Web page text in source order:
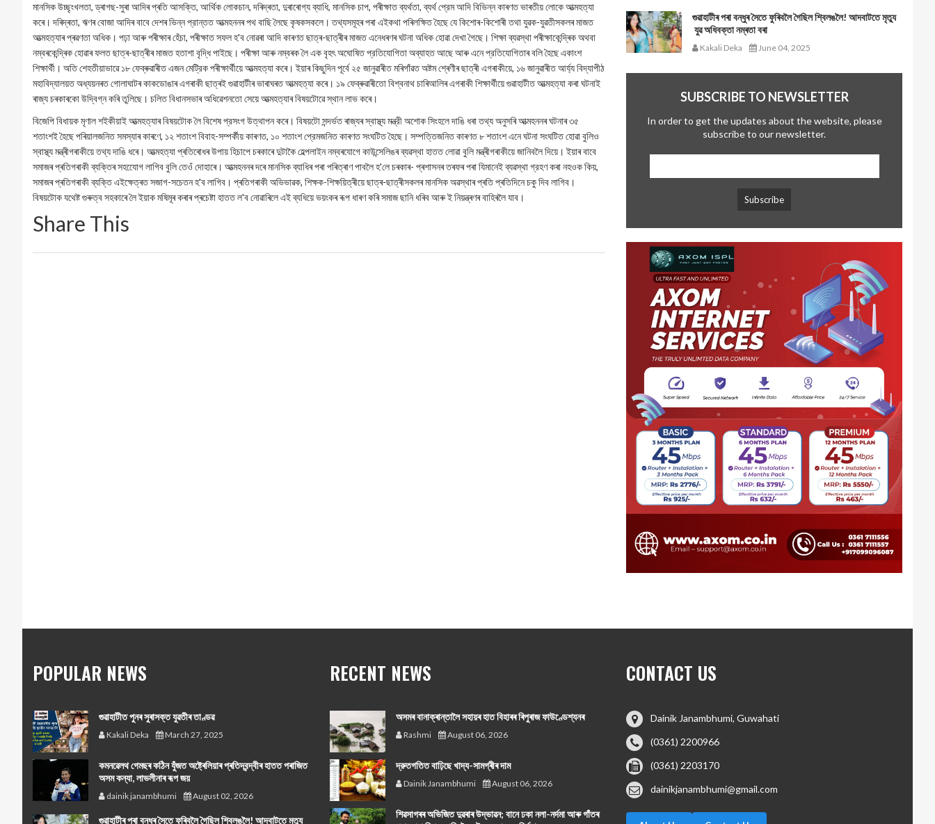
মানসিক উচ্ছৃংখলতা, ড্ৰাগছ-সুৰা আদিৰ প্ৰতি আসক্তি, আর্থিক লোকচান, দৰিদ্ৰতা, দুৰাৰোগ্য ব্যাধি, মানসিক চাপ, পৰীক্ষাত ব্যর্থতা, ব্যর্থ প্রেম আদি বিভিন্ন কাৰণত ভাৰতীয় লোকে আত্মহত্যা
কৰে। দৰিদ্ৰতা, ঋণৰ বোজা আদিৰ বাবে দেশৰ ভিন্ন প্রান্তত আত্মহননৰ পথ বাছি লৈছে কৃষকসকলে। তথ্যসমূহৰ পৰা এইকথা পৰিলক্ষিত হৈছে যে কিশোৰ-কিশোৰী তথা যুৱক-যুৱতীসকলৰ মাজত
আত্মহত্যাৰ প্ৰৱণতা অধিক। পঢ়া আৰু পৰীক্ষাৰ হেঁচা, পৰীক্ষাত সফল হ'ব নোৱৰা আদি কাৰণত ছাত্ৰ-ছাত্ৰীৰ মাজত এনেধৰণৰ ঘটনা অধিক হোৱা দেখা গৈছে। শিক্ষা ব্যৱস্থা পৰীক্ষাকেন্দ্ৰিক অথবা
নম্বৰকেন্দ্ৰিক হোৱাৰ ফলত ছাত্ৰ-ছাত্ৰীৰ মাজত হতাশা বৃদ্ধি পাইছে। পৰীক্ষা আৰু নম্বৰক লৈ এক বৃহৎ অঘোষিত প্রতিযোগিতা অব্যাহত আছে আৰু এনে প্রতিযোগিতাৰ বলি হৈছে একাংশ
শিক্ষার্থী। অতি শেহতীয়াভাৱে ১৮ ফেব্ৰুৱাৰীত এজন মেট্রিক পৰীক্ষার্থীয়ে আত্মহত্যা কৰে। ইয়াৰ কিছুদিন পূর্বে ২৫ জানুৱাৰীত মৰিগাঁৱত অষ্টম শ্ৰেণীৰ ছাত্ৰী এগৰাকীয়ে, ১৬ জানুৱাৰীত আৰ্য্য বিদ্যাপীঠ
মহাবিদ্যালয়ত অধ্যয়নৰত গোলাঘাটৰ কাকডোঙাৰ এগৰাকী ছাত্ৰই গুৱাহাটীৰ ভাৰাঘৰত আত্মহত্যা কৰে। ১৯ ফেব্ৰুৱাৰীতো বিশ্বনাথ চাৰিআলিৰ এগৰাকী শিক্ষার্থীয়ে গুৱাহাটীত আত্মহত্যা কৰা ঘটনাই
ৰাজ্য চৰকাৰকো উদ্বিগ্ন কৰি তুলিছে। চলিত বিধানসভাৰ অধিৱেশনতো সেয়ে আত্মহত্যাৰ বিষয়টোৱে স্থান লাভ কৰে।
বিজেপি বিধায়ক মৃণাল শইকীয়াই আত্মহত্যাৰ বিষয়টোক লৈ বিশেষ প্রসংগ উত্থাপন কৰে। বিষয়টো সন্দৰ্ভত ৰাজ্যৰ স্বাস্থ্য মন্ত্রী অশোক সিংহলে দাঙি ধৰা তথ্য অনুসৰি আত্মহননৰ ঘটনাৰ ৩৫
শতাংশই হৈছে পৰিয়ালজনিত সমস্যাৰ কাৰণে, ১২ শতাংশ বিবাহ-সম্পর্কীয় কাৰণত, ১০ শতাংশ প্রেমজনিত কাৰণত সংঘটিত হৈছে। সম্পত্তিজনিত কাৰণত ৮ শতাংশ এনে ঘটনা সংঘটিত হোৱা বুলিও
স্বাস্থ্য মন্ত্ৰীগৰাকীয়ে তথ্য দাঙি ধৰে। আত্মহত্যা প্ৰতিৰোধৰ উপায় হিচাপে চৰকাৰে দুটাকৈ হেল্পলাইন নম্বৰযোগে কাউন্সেলিঙৰ ব্যৱস্থা হাতত লোৱা বুলি মন্ত্ৰীগৰাকীয়ে জানিবলৈ দিয়ে। ইয়াৰ বাবে
সমাজৰ প্ৰতিগৰাকী ব্যক্তিৰ সহযোেগ লাগিব বুলি তেওঁ দোহাৰে। আত্মহননৰ দৰে মানসিক ব্যাধিৰ পৰা পৰিত্ৰাণ পাবলৈ হ'লে চৰকাৰ- প্ৰশাসনৰ তৰফৰ পৰা যিমানেই ব্যৱস্থা গ্রহণ কৰা নহওক কিয়,
সমাজৰ প্ৰতিগৰাকী ব্যক্তি এইক্ষেত্ৰত সজাগ-সচেতন হ'ব লাগিব। প্ৰতিগৰাকী অভিভাৱক, শিক্ষক-শিক্ষয়িত্ৰীয়ে ছাত্ৰ-ছাত্ৰীসকলৰ মানসিক অৱস্থাৰ প্ৰতি প্ৰতিদিনে চকু দিব লাগিব।
বিষয়টোক যথেষ্ট গুৰুত্ব সহকাৰে লৈ ইয়াক মষিমূৰ কৰাৰ প্ৰচেষ্টা হাতত ল'ব নোৱাৰিলে এই ব্যধিয়ে ভয়ংকৰ ৰূপ ধাৰণ কৰি সমাজ ছানি ধৰিব আৰু ই নিয়ন্ত্ৰণৰ বাহিৰলৈ যাব।
Share This
গুৱাহাটীৰ পৰা বন্ধুৰ সৈতে ফুৰিবলৈ গৈছিল শ্বিলঙলৈ! আদবাটতে মৃত্যু
যুৱ অধিবক্তা নম্ৰতা বৰা
Kakali Deka June 04, 2025
SUBSCRIBE TO NEWSLETTER
In order to get the updates about the website, please
subscribe to our newsletter.
POPULAR NEWS
গুৱাহাটীত পুনৰ সুৰাসক্ত যুৱতীৰ তাণ্ডৱ
Kakali Deka March 27, 2025
কমনৱেলথ গেমছৰ কঠিন যুঁজত অষ্ট্ৰেলিয়াৰ প্ৰতিদ্বন্দ্বীৰ হাতত পৰাজিত
অসম কন্যা, লাভলীনাৰ ৰূপ জয়
dainik janambhumi August 02, 2026
গুৱাহাটীৰ পৰা বন্ধুৰ সৈতে ফুৰিবলৈ গৈছিল শ্বিলঙলৈ! আদবাটতে মৃত্যু
RECENT NEWS
অসমৰ বানাক্ৰান্তালৈ সহায়ৰ হাত বিহাৰৰ ৰিপুৰাজ ফাউণ্ডেশ্যনৰ
Rashmi August 06, 2026
দ্রুতগতিত বাঢ়িছে খাদ্য-সামগ্ৰীৰ দাম
Dainik Janambhumi August 06, 2026
শিৱসাগৰৰ অভিজিত দুৱৰাৰ উদ্ভাৱন; বানে ঢকা নলা-নৰ্দমা আৰু গাঁতৰ
CONTACT US
Dainik Janambhumi, Guwahati
(0361) 2200966
(0361) 2203170
dainikjanambhumi@gmail.com